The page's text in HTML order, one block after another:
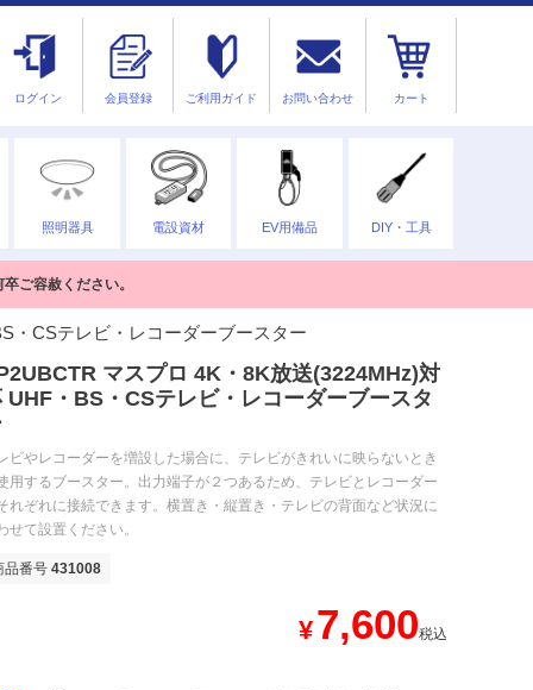
ログイン 会員登録 ご利用ガイド お問い合わせ カート
照明器具 電設資材 EV用備品 DIY・工具
ご容赦ください。
・CSテレビ・レコーダーブースター
マスプロ 4K・8K放送(3224MHz)対
UHF・BS・CSテレビ・レコーダーブースタ
ビやレコーダーを増設した場合に、テレビがきれいに映らないとき
用するブースター。出力端子が２つあるため、テレビとレコーダー
れぞれに接続できます。横置き・縦置き・テレビの背面など状況に
せて設置ください。
品番号 431008
¥7,600税込